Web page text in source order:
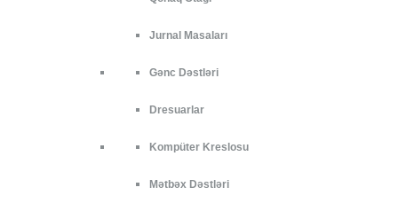
Jurnal Masaları
Gənc Dəstləri
Dresuarlar
Kompüter Kreslosu
Mətbəx Dəstləri